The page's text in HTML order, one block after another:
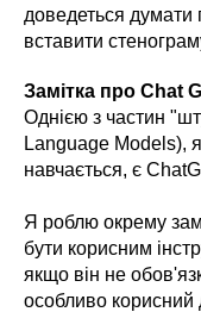
доведеться думати
вставити
Замітка про Chat
Однією з частин
Language Models),
навчається, є
Я роблю окрему
бути корисним
якщо він не
особливо корисний